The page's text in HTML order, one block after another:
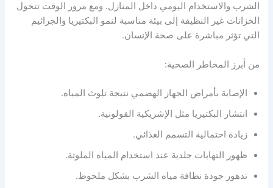
الشرب والاستخدام اليومي داخل المنازل. ومع مرور الوقت تتحول
الخزانات غير النظيفة إلى بيئة مناسبة لنمو البكتيريا والجراثيم
التي تؤثر مباشرة على صحة الإنسان.
من أبرز المخاطر الصحية:
الإصابة بأمراض الجهاز الهضمي نتيجة تلوث المياه.
انتشار البكتيريا مثل الإشريكية القولونية.
زيادة احتمالية التسمم الغذائي.
ظهور التهابات جلدية عند استخدام المياه الملوثة.
تدهور جودة نظافة مياه الشرب بشكل ملحوظ.